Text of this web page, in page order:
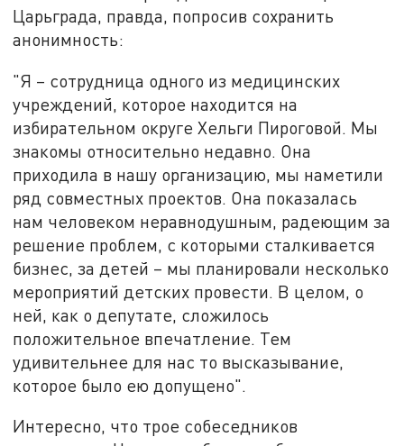
Царьграда, правда, попросив сохранить
анонимность:
"Я – сотрудница одного из медицинских
учреждений, которое находится на
избирательном округе Хельги Пироговой. Мы
знакомы относительно недавно. Она
приходила в нашу организацию, мы наметили
ряд совместных проектов. Она показалась
нам человеком неравнодушным, радеющим за
решение проблем, с которыми сталкивается
бизнес, за детей – мы планировали несколько
мероприятий детских провести. В целом, о
ней, как о депутате, сложилось
положительное впечатление. Тем
удивительнее для нас то высказывание,
которое было ею допущено".
Интересно, что трое собеседников